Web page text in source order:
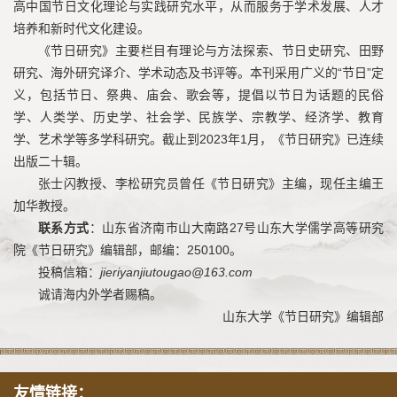
高中国节日文化理论与实践研究水平，从而服务于学术发展、人才
培养和新时代文化建设。
《节日研究》主要栏目有理论与方法探索、节日史研究、田野
研究、海外研究译介、学术动态及书评等。本刊采用广义的“节日”定
义，包括节日、祭典、庙会、歌会等，提倡以节日为话题的民俗
学、人类学、历史学、社会学、民族学、宗教学、经济学、教育
学、艺术学等多学科研究。截止到2023年1月，《节日研究》已连续
出版二十辑。
张士闪教授、李松研究员曾任《节日研究》主编，现任主编王
加华教授。
联系方式：山东省济南市山大南路27号山东大学儒学高等研究
院《节日研究》编辑部，邮编：250100。
投稿信箱： jieriyanjiutougao@163.com
诚请海内外学者赐稿。
山东大学《节日研究》编辑部
友情链接：